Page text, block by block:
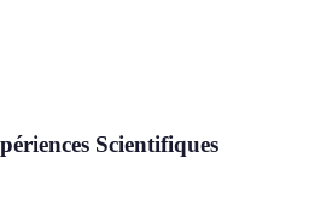
Scientifiques